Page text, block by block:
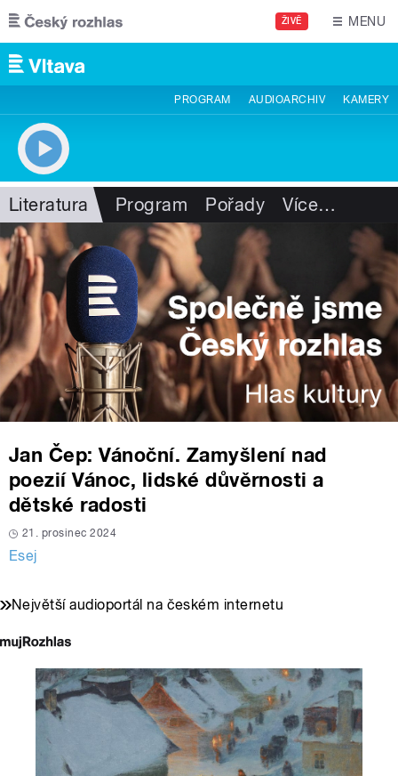
Přejít k hlavnímu obsahu
ŽIVĚ MENU
PROGRAM AUDIOARCHIV KAMERY
Literatura Program Pořady Více…
Jan Čep: Vánoční. Zamyšlení nad
poezií Vánoc, lidské důvěrnosti a
dětské radosti
21. prosinec 2024
Esej
Největší audioportál na českém internetu